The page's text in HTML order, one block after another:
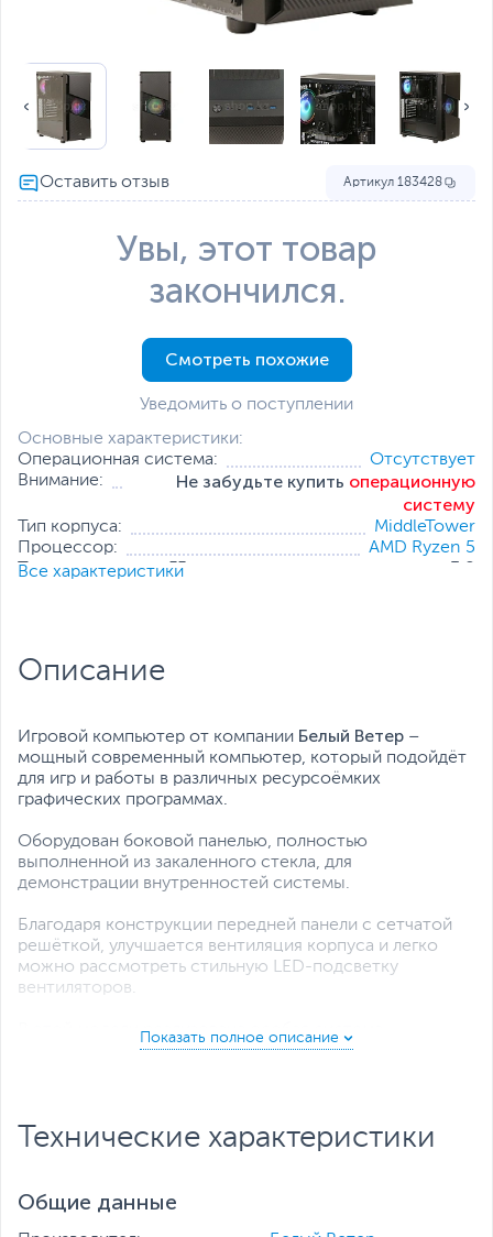
Основные характеристики:
Операционная система:
Отсутствует
Внимание:
Не забудьте купить операционную
систему
Тип корпуса:
MiddleTower
Процессор:
AMD Ryzen 5
Тактовая частота, ГГц:
Видеокарта:
Все характеристики
Артикул 183428
Увы, этот товар
закончился.
Смотреть похожие
Уведомить о поступлении
Описание
Игровой компьютер от компании Белый Ветер –
мощный современный компьютер, который подойдёт
для игр и работы в различных ресурсоёмких
графических программах.
Оборудован боковой панелью, полностью
выполненной из закаленного стекла, для
демонстрации внутренностей системы.
Благодаря конструкции передней панели с сетчатой
решёткой, улучшается вентиляция корпуса и легко
можно рассмотреть стильную LED-подсветку
вентиляторов.
В этой модели реализована особая система
охлаждения, для поддержания оптимальной
современный дизайн позволят сделать выбор в пользу
данной модели настольного ПК.
Все комплектующие протестированы и готовы к
работе, а также имеется гарантия сроком на 1 год.
Технические характеристики
Общие данные